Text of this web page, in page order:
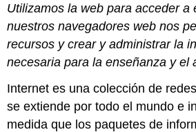
Utilizamos la web para acceder a
nuestros navegadores web nos
recursos y crear y administrar la
necesaria para la enseñanza y el
Internet es una colección de
se extiende por todo el mundo e
medida que los paquetes de